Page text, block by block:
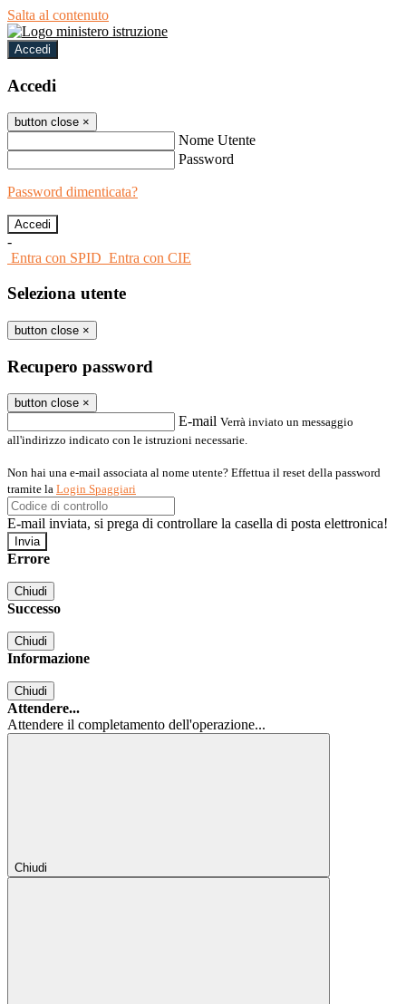
Salta al contenuto
Accedi
Accedi
button close ×
Nome Utente
Password
Password dimenticata?
-
Entra con SPID Entra con CIE
Seleziona utente
button close ×
Recupero password
button close ×
E-mail Verrà inviato un messaggio
all'indirizzo indicato con le istruzioni necessarie.
Non hai una e-mail associata al nome utente? Effettua il reset della password
tramite la Login Spaggiari
E-mail inviata, si prega di controllare la casella di posta elettronica!
Errore
Chiudi
Successo
Chiudi
Informazione
Chiudi
Attendere...
Attendere il completamento dell'operazione...
Chiudi